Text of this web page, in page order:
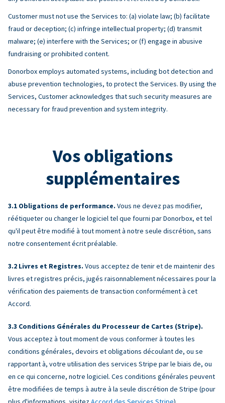
Customer must not use the Services to: (a) violate law; (b) facilitate
fraud or deception; (c) infringe intellectual property; (d) transmit
malware; (e) interfere with the Services; or (f) engage in abusive
fundraising or prohibited content.
Donorbox employs automated systems, including bot detection and
abuse prevention technologies, to protect the Services. By using the
Services, Customer acknowledges that such security measures are
necessary for fraud prevention and system integrity.
Vos obligations
supplémentaires
Obligations de performance. Vous ne devez pas modifier,
réétiqueter ou changer le logiciel tel que fourni par Donorbox, et tel
qu'il peut être modifié à tout moment à notre seule discrétion, sans
notre consentement écrit préalable.
Livres et Registres. Vous acceptez de tenir et de maintenir des
livres et registres précis, jugés raisonnablement nécessaires pour la
vérification des paiements de transaction conformément à cet
Accord.
Conditions Générales du Processeur de Cartes (Stripe).
Vous acceptez à tout moment de vous conformer à toutes les
conditions générales, devoirs et obligations découlant de, ou se
rapportant à, votre utilisation des services Stripe par le biais de, ou
en ce qui concerne, notre logiciel. Ces conditions générales peuvent
être modifiées de temps à autre à la seule discrétion de Stripe (pour